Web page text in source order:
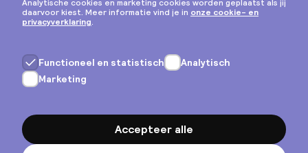
Privacy & cookies
Algemene voorwaarden